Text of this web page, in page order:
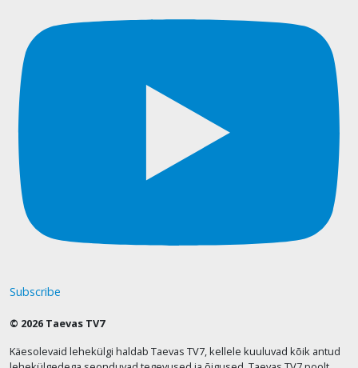
Subscribe
© 2026 Taevas TV7
Käesolevaid lehekülgi haldab Taevas TV7, kellele kuuluvad kõik antud